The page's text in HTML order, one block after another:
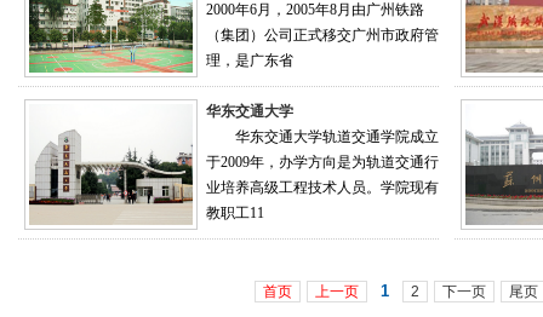
2000年6月，2005年8月由广州铁路
（集团）公司正式移交广州市政府管
理，是广东省
华东交通大学
华东交通大学轨道交通学院成立
于2009年，办学方向是为轨道交通行
业培养高级工程技术人员。学院现有
教职工11
首页 上一页 1 2 下一页 尾页